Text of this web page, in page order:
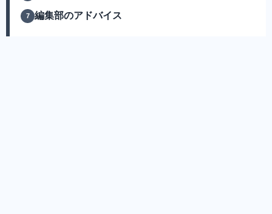
編集部のアドバイス